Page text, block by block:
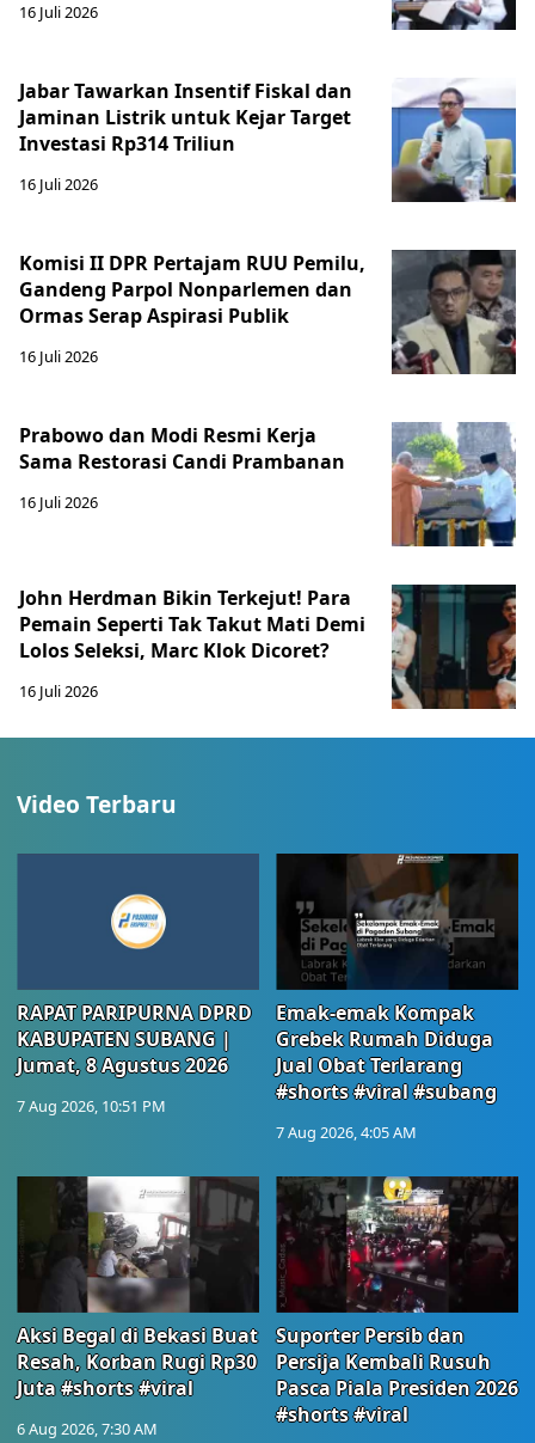
16 Juli 2026
Jabar Tawarkan Insentif Fiskal dan
Jaminan Listrik untuk Kejar Target
Investasi Rp314 Triliun
16 Juli 2026
Komisi II DPR Pertajam RUU Pemilu,
Gandeng Parpol Nonparlemen dan
Ormas Serap Aspirasi Publik
16 Juli 2026
Prabowo dan Modi Resmi Kerja
Sama Restorasi Candi Prambanan
16 Juli 2026
John Herdman Bikin Terkejut! Para
Pemain Seperti Tak Takut Mati Demi
Lolos Seleksi, Marc Klok Dicoret?
16 Juli 2026
Video Terbaru
RAPAT PARIPURNA DPRD
KABUPATEN SUBANG |
Jumat, 8 Agustus 2026
7 Aug 2026, 10:51 PM
Emak-emak Kompak
Grebek Rumah Diduga
Jual Obat Terlarang
#shorts #viral #subang
7 Aug 2026, 4:05 AM
Aksi Begal di Bekasi Buat
Resah, Korban Rugi Rp30
Juta #shorts #viral
6 Aug 2026, 7:30 AM
Suporter Persib dan
Persija Kembali Rusuh
Pasca Piala Presiden 2026
#shorts #viral